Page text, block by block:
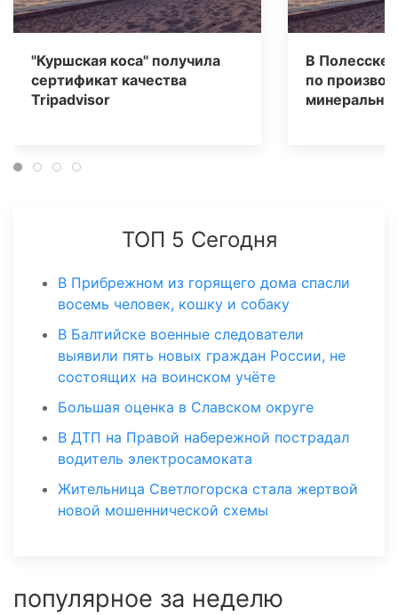
"Куршская коса" получила
сертификат качества
Tripаdvisor
В Полесске
по
ТОП 5 Сегодня
В Прибрежном из горящего дома спасли
восемь человек, кошку и собаку
В Балтийске военные следователи
выявили пять новых граждан России, не
состоящих на воинском учёте
Большая оценка в Славском округе
В ДТП на Правой набережной пострадал
водитель электросамоката
Жительница Светлогорска стала жертвой
новой мошеннической схемы
популярное за неделю